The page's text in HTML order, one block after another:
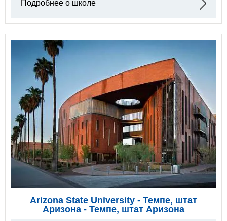
Подробнее о школе
Arizona State University - Темпе, штат
Аризона - Темпе, штат Аризона